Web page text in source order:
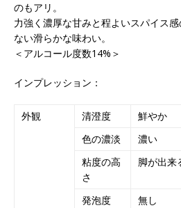
のもアリ。
力強く濃厚な甘みと程よいスパイス
ない滑らかな味わい。
＜アルコール度数14%＞
インプレッション：
外観 清澄度
鮮やか
色の濃淡
濃い
粘度の高
さ
脚が出来
発泡度
無し